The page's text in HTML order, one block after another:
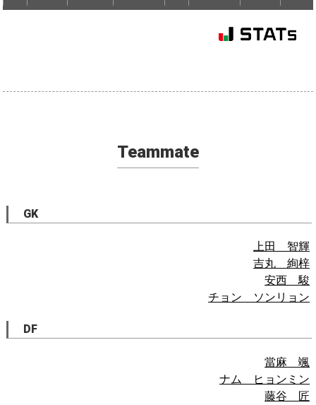
Teammate
GK
上田 智輝
吉丸 絢梓
安西 駿
チョン ソンリョン
DF
當麻 颯
ナム ヒョンミン
藤谷 匠